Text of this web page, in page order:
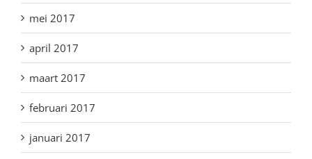
mei 2017
april 2017
maart 2017
februari 2017
januari 2017